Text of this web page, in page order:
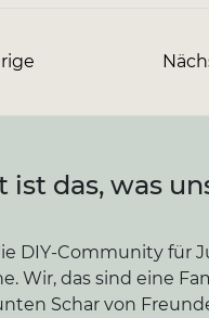
ist das, was
DIY-Community für
Wir, das sind eine
Schar von